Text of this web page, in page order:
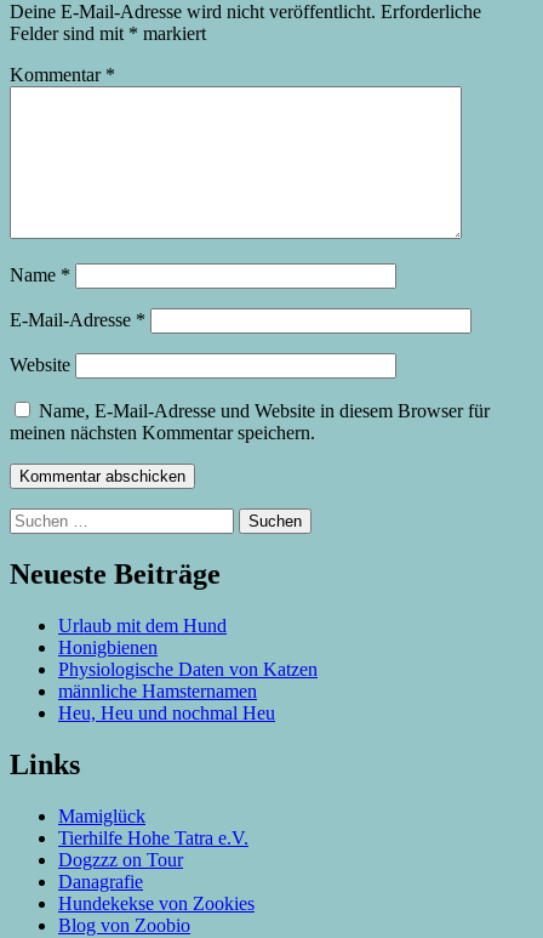
Deine E-Mail-Adresse wird nicht veröffentlicht. Erforderliche
Felder sind mit * markiert
Kommentar *
Name *
E-Mail-Adresse *
Website
Name, E-Mail-Adresse und Website in diesem Browser für
meinen nächsten Kommentar speichern.
Suchen
nach:
Neueste Beiträge
Urlaub mit dem Hund
Honigbienen
Physiologische Daten von Katzen
männliche Hamsternamen
Heu, Heu und nochmal Heu
Links
Mamiglück
Tierhilfe Hohe Tatra e.V.
Dogzzz on Tour
Danagrafie
Hundekekse von Zookies
Blog von Zoobio